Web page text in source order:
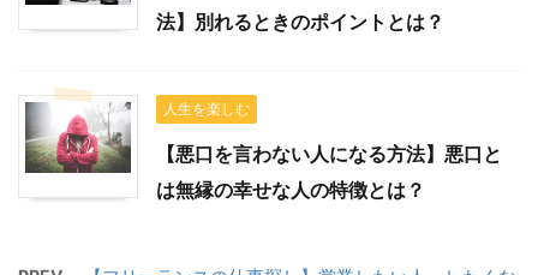
法】別れるときのポイントとは？
人生を楽しむ
【悪口を言わない人になる方法】悪口と
は無縁の幸せな人の特徴とは？